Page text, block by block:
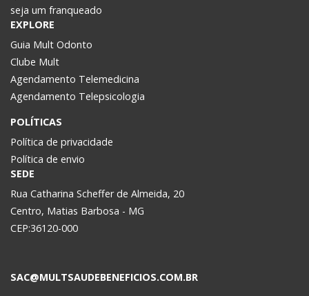
seja um franqueado
EXPLORE
Guia Mult Odonto
Clube Mult
Agendamento Telemedicina
Agendamento Telepsicologia
POLÍTICAS
Política de privacidade
Política de envio
SEDE
Rua Catharina Scheffer de Almeida, 20
Centro, Matias Barbosa - MG
CEP:36120-000
SAC@MULTSAUDEBENEFICIOS.COM.BR